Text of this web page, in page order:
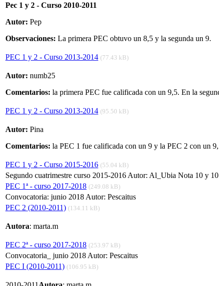
Pec 1 y 2 - Curso 2010-2011
Autor: Pep
Observaciones: La primera PEC obtuvo un 8,5 y la segunda un 9.
PEC 1 y 2 - Curso 2013-2014 (77.43 kB)
Autor: numb25
Comentarios: la primera PEC fue calificada con un 9,5. En la
PEC 1 y 2 - Curso 2013-2014 (95.50 kB)
Autor: Pina
Comentarios: la PEC 1 fue calificada con un 9 y la PEC 2 con un
PEC 1 y 2 - Curso 2015-2016 (55.04 kB)
Segundo cuatrimestre curso 2015-2016 Autor: Al_Ubia Nota 10 y 10
PEC 1ª - curso 2017-2018 (249.08 kB)
Convocatoria: junio 2018 Autor: Pescaitus
PEC 2 (2010-2011) (134.11 kB)
Autora: marta.m
PEC 2ª - curso 2017-2018 (253.97 kB)
Convocatoria_ junio 2018 Autor: Pescaitus
PEC I (2010-2011) (106.95 kB)